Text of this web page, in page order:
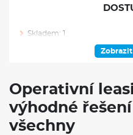
Skladem: 1
Rezervní kolo
Rozpoznání rozptýlení a
6 reproduktorů
Operativní
výhodné
všechny